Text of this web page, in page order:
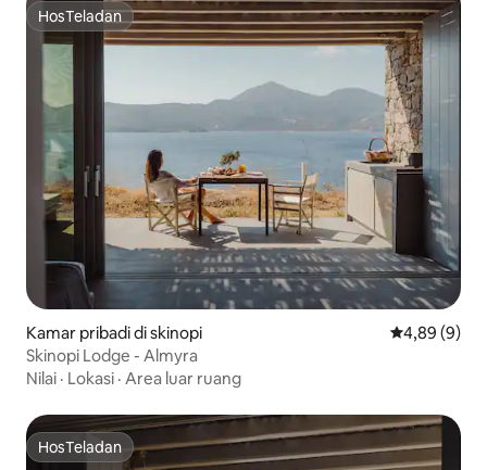
HosTeladan
HosTeladan
Kamar pribadi di skinopi Nilai rata-
4,89 (9)
Skinopi Lodge - Almyra
Nilai · Lokasi · Area luar ruang
HosTeladan
HosTeladan